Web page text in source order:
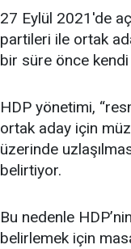
27 Eylül 2021'de
partileri ile ortak
bir süre önce kendi
HDP yönetimi,
ortak aday için
üzerinde
belirtiyor.
Bu nedenle
belirlemek için